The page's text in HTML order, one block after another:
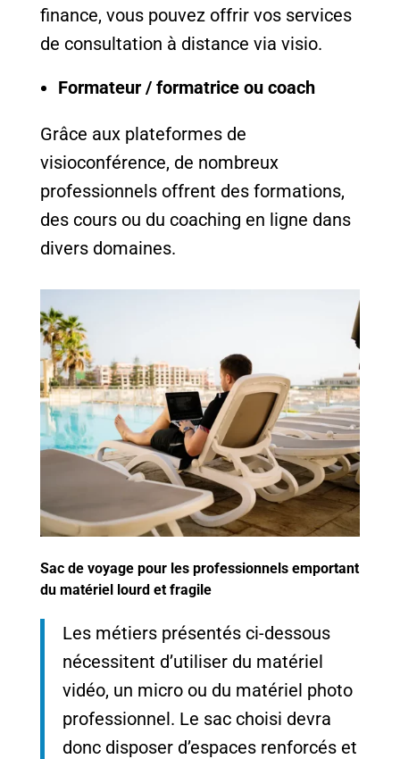
finance, vous pouvez offrir vos services
de consultation à distance via visio.
Formateur / formatrice ou coach
Grâce aux plateformes de
visioconférence, de nombreux
professionnels offrent des formations,
des cours ou du coaching en ligne dans
divers domaines.
Sac de voyage pour les professionnels emportant
du matériel lourd et fragile
Les métiers présentés ci-dessous
nécessitent d’utiliser du matériel
vidéo, un micro ou du matériel photo
professionnel. Le sac choisi devra
donc disposer d’espaces renforcés et